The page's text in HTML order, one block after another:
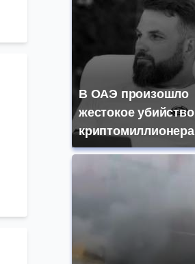
В ОАЭ произошло
жестокое убийство
криптомиллионера